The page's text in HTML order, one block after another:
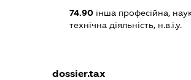
74.90інша професійна,
технічна діяльність, н.в.і.у.
dossier.tax